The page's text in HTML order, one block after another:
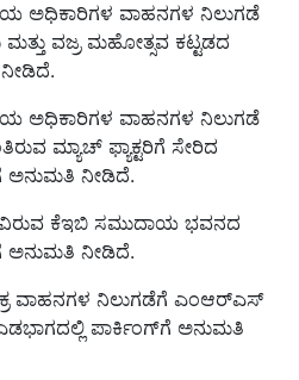
ಅಧಿಕಾರಿಗಳ ವಾಹನಗಳ ನಿಲುಗಡೆ
ಮತ್ತು ವಜ್ರ ಮಹೋತ್ಸವ ಕಟ್ಟಡದ
ಅಧಿಕಾರಿಗಳ ವಾಹನಗಳ ನಿಲುಗಡೆ
ಮ್ಯಾಚ್ ಫ್ಯಾಕ್ಟರಿಗೆ ಸೇರಿದ
ಅನುಮತಿ ನೀಡಿದೆ.
ಕೆಇಬಿ ಸಮುದಾಯ ಭವನದ
ಅನುಮತಿ ನೀಡಿದೆ.
ವಾಹನಗಳ ನಿಲುಗಡೆಗೆ ಎಂಆರ್‍ಎಸ್
ಪಾರ್ಕಿಂಗ್‍ಗೆ ಅನುಮತಿ